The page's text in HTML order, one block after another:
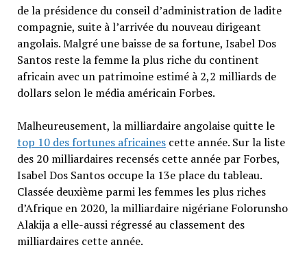
de la présidence du conseil d’administration de ladite
compagnie, suite à l’arrivée du nouveau dirigeant
angolais. Malgré une baisse de sa fortune, Isabel Dos
Santos reste la femme la plus riche du continent
africain avec un patrimoine estimé à 2,2 milliards de
dollars selon le média américain Forbes.
Malheureusement, la milliardaire angolaise quitte le
top 10 des fortunes africainescette année. Sur la liste
des 20 milliardaires recensés cette année par Forbes,
Isabel Dos Santos occupe la 13e place du tableau.
Classée deuxième parmi les femmes les plus riches
d’Afrique en 2020, la milliardaire nigériane Folorunsho
Alakija a elle-aussi régressé au classement des
milliardaires cette année.